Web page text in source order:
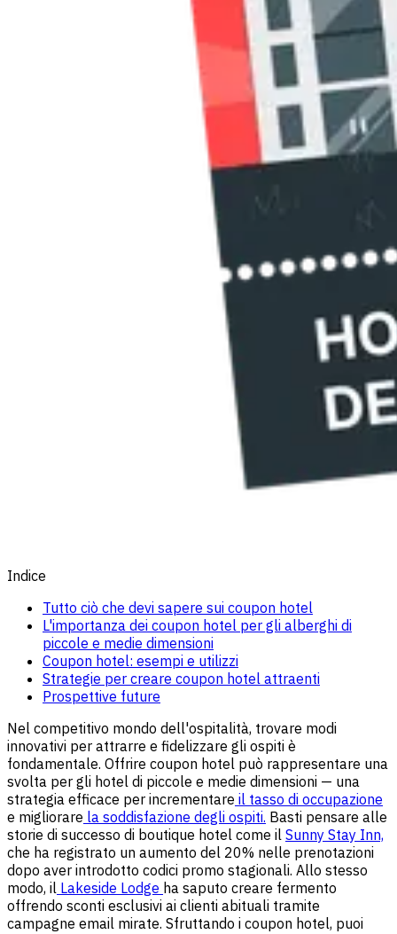
Indice
Tutto ciò che devi sapere sui coupon hotel
L'importanza dei coupon hotel per gli alberghi di
piccole e medie dimensioni
Coupon hotel: esempi e utilizzi
Strategie per creare coupon hotel attraenti
Prospettive future
Nel competitivo mondo dell'ospitalità, trovare modi
innovativi per attrarre e fidelizzare gli ospiti è
fondamentale. Offrire coupon hotel può rappresentare una
svolta per gli hotel di piccole e medie dimensioni — una
strategia efficace per incrementare il tasso di occupazione
e migliorare la soddisfazione degli ospiti. Basti pensare alle
storie di successo di boutique hotel come il Sunny Stay Inn,
che ha registrato un aumento del 20% nelle prenotazioni
dopo aver introdotto codici promo stagionali. Allo stesso
modo, il Lakeside Lodge ha saputo creare fermento
offrendo sconti esclusivi ai clienti abituali tramite
campagne email mirate. Sfruttando i coupon hotel, puoi